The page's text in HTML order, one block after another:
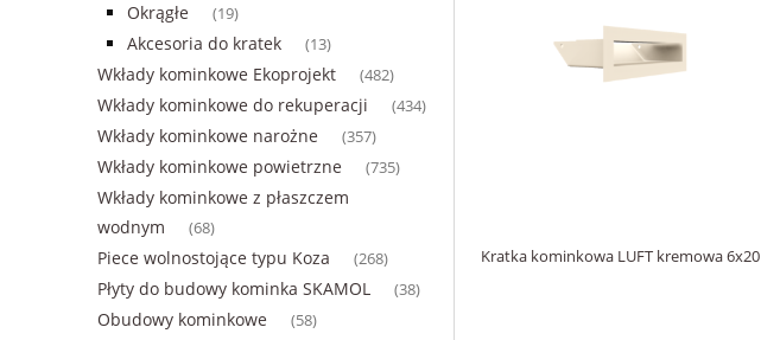
Okrągłe (19)
Akcesoria do kratek (13)
Wkłady kominkowe Ekoprojekt (482)
Wkłady kominkowe do rekuperacji (434)
Wkłady kominkowe narożne (357)
Wkłady kominkowe powietrzne (735)
Wkłady kominkowe z płaszczem
wodnym
(68)
Piece wolnostojące typu Koza (268)
Płyty do budowy kominka SKAMOL (38)
Obudowy kominkowe (58)
Kratka kominkowa LUFT kremowa 6x20